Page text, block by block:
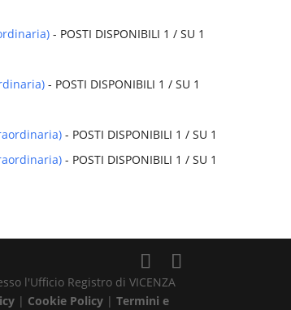
- POSTI DISPONIBILI 1 / SU 1
- POSTI DISPONIBILI 1 / SU 1
- POSTI DISPONIBILI 1 / SU 1
- POSTI DISPONIBILI 1 / SU 1
l'Ufficio Registro di VICENZA
| Cookie Policy |Termini e